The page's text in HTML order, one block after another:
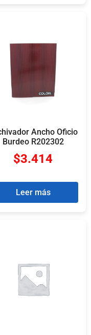
Ancho Oficio
Burdeo R202302
$3.414
Leer más